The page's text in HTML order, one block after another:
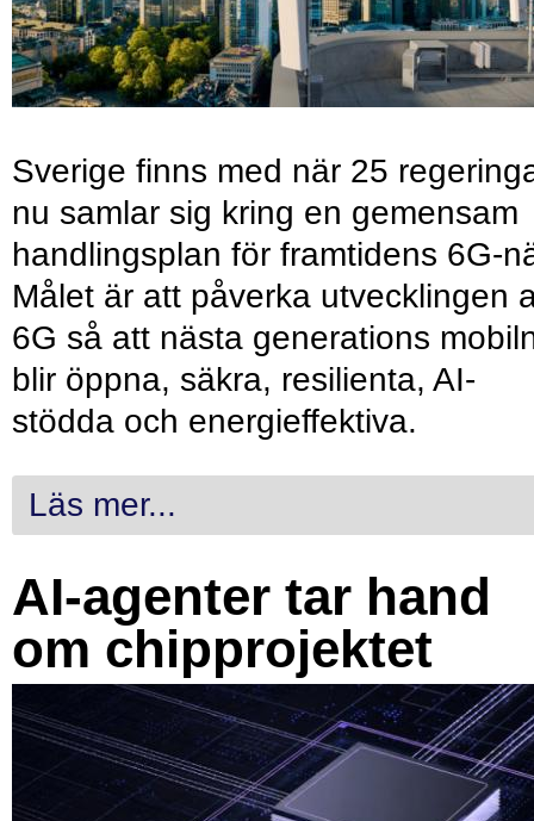
Sverige finns med när 25
nu samlar sig kring en gemensam
handlingsplan för framtidens 6G-
Målet är att påverka utvecklingen
6G så att nästa generations
blir öppna, säkra, resilienta, AI-
stödda och energieffektiva.
Läs mer...
AI-agenter tar hand
om chipprojektet